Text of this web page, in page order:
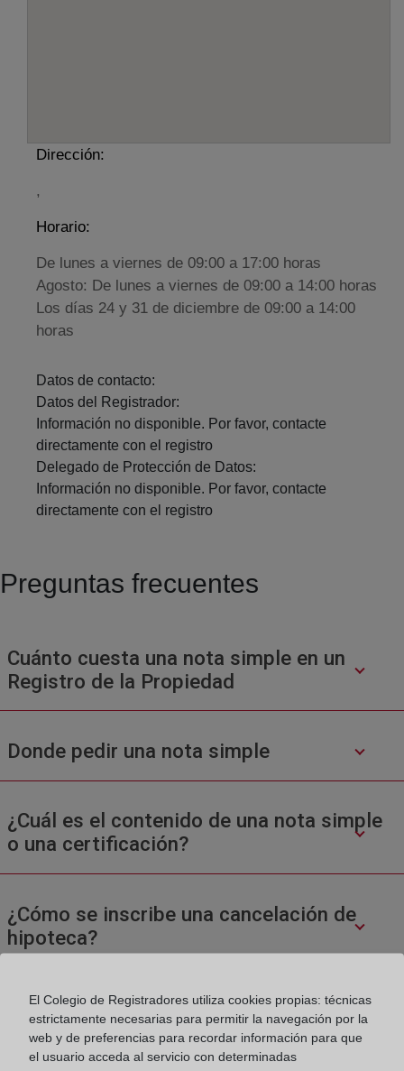
Dirección:
,
Horario:
De lunes a viernes de 09:00 a 17:00 horas
Agosto: De lunes a viernes de 09:00 a 14:00 horas
Los días 24 y 31 de diciembre de 09:00 a 14:00
horas
Datos de contacto:
Datos del Registrador:
Información no disponible. Por favor, contacte
directamente con el registro
Delegado de Protección de Datos:
Información no disponible. Por favor, contacte
directamente con el registro
Preguntas frecuentes
Cuánto cuesta una nota simple en un
Registro de la Propiedad
Donde pedir una nota simple
¿Cuál es el contenido de una nota simple
o una certificación?
¿Cómo se inscribe una cancelación de
hipoteca?
El Colegio de Registradores utiliza cookies propias: técnicas
estrictamente necesarias para permitir la navegación por la
web y de preferencias para recordar información para que
el usuario acceda al servicio con determinadas